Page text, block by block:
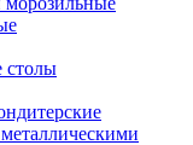
столы